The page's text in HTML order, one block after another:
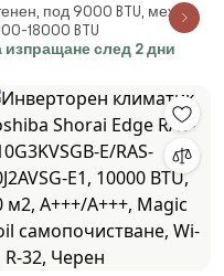
H18C5C4/QCR3DI-B8,
BTU, 35 м2, А++/А+, R-32,
под 9000 BTU, между
18000 BTU
изпращане след 2 дни